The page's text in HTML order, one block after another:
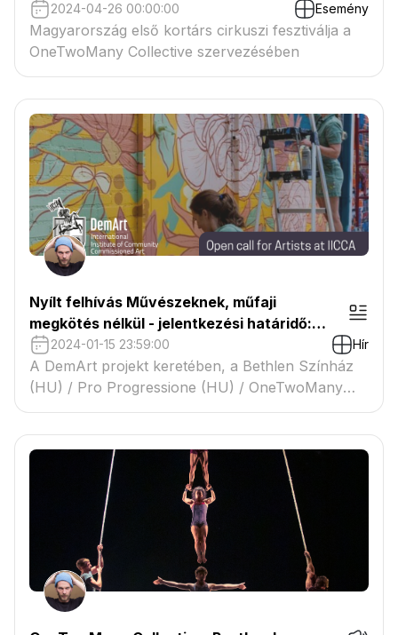
2024-04-26 00:00:00 Esemény
Magyarország első kortárs cirkuszi fesztiválja a
OneTwoMany Collective szervezésében
Nyílt felhívás Művészeknek, műfaji
megkötés nélkül - jelentkezési határidő:
2024 Január 15.
2024-01-15 23:59:00 Hír
A DemArt projekt keretében, a Bethlen Színház
(HU) / Pro Progressione (HU) / OneTwoMany
Collective (HU), az Art Transparent (PL) és a
New Theater Institute of Latvia (LV) által közösen
alapított International Institute of Community
Commissioned Art (IICCA) művészek
jelentkezését várja.